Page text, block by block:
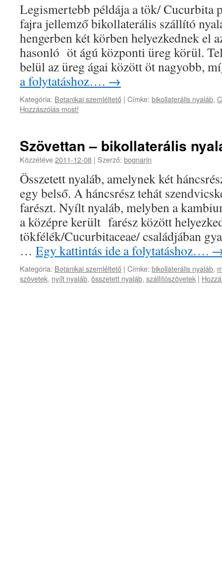
Legismertebb példája a tök/ Cucurbita
fajra jellemző bikollaterális szállító
hengerben két körben helyezkednek el
hasonló öt ágú központi üreg körül.
belül az üreg ágai között öt nagyobb,
a folytatáshoz…. →
Kategória: Botanikai szemléltető | Címke: bikollaterális nyaláb,
Hozzászólás most!
Szövettan – bikollaterális
Közzétéve2011-12-08 | Szerző: bognarjn
Összetett nyaláb, amelynek két
egy belső. A háncsrész tehát
farészt. Nyílt nyaláb, melyben a
a középre került farész között
tökfélék/Cucurbitaceae/ családjában
… Egy kattintás ide a folytatáshoz….
Kategória: Botanikai szemléltető | Címke: bikollaterális nyaláb,
szövetek, nyílt nyaláb, összetett nyaláb, szállítószövetek |